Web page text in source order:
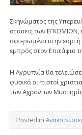
Σκηνώματος της
στάσεις των ΕΓΚΩΜΙΩΝ,
αφιερωμένα στην εορτή
εμπρός στον Επιτάφιο
Η Αγρυπνία θα
φυσικά οι πιστοί
των Αχράντων
Posted in